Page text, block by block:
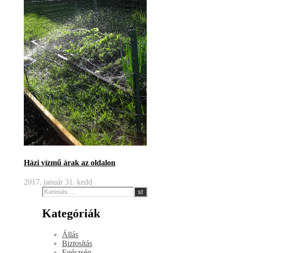
Házi vízmű árak az oldalon
2017. január 31. kedd
Kategóriák
Állás
Biztosítás